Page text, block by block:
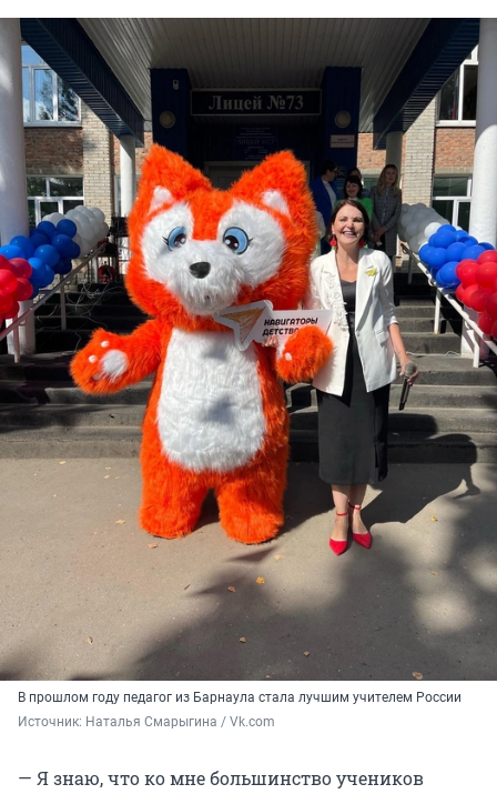
В прошлом году педагог из Барнаула стала лучшим учителем России
Источник: Наталья Смарыгина / Vk.com
— Я знаю, что ко мне большинство учеников